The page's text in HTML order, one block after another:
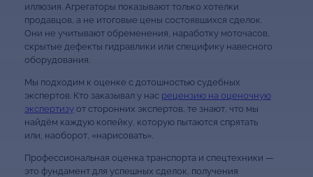
иллюзия. Агрегаторы показывают только хотелки
продавцов, а не итоговые цены состоявшихся сделок.
Они не учитывают обременения, наработку моточасов,
скрытые дефекты гидравлики или специфику навесного
оборудования.
Мы подходим к оценке с дотошностью судебных
экспертов. Кто заказывал у нас рецензию на оценочную
экспертизуот сторонних экспертов, те знают, что мы
найдём каждую копейку, которую пытаются спрятать
или, наоборот, «нарисовать».
Профессиональная оценка транспорта и спецтехники —
это фундамент для успешных сделок, получения